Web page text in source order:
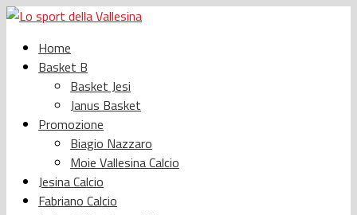
Home
Basket B
Basket Jesi
Janus Basket
Promozione
Biagio Nazzaro
Moie Vallesina Calcio
Jesina Calcio
Fabriano Calcio